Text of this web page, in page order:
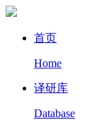
首页
Home
译研库
Database